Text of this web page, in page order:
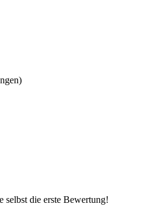
selbst die erste Bewertung!